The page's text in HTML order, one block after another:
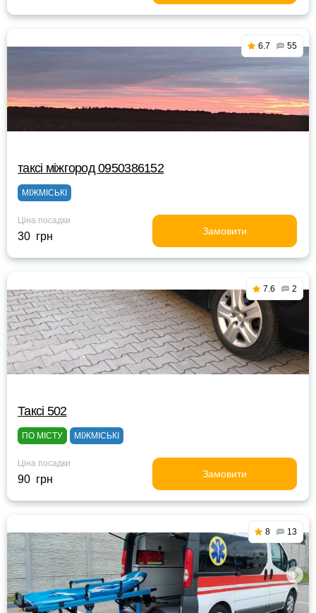
6.7 55
таксі міжгород 0950386152
МІЖМІСЬКІ
Ціна посадки
30 грн Замовити
7.6 2
Таксі 502
ПО МІСТУ МІЖМІСЬКІ
Ціна посадки
90 грн Замовити
8 13